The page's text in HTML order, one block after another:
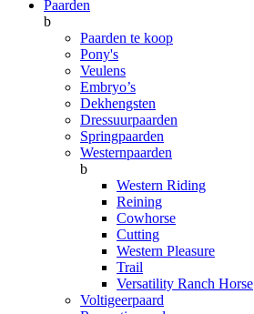
Paarden
b
Paarden te koop
Pony's
Veulens
Embryo’s
Dekhengsten
Dressuurpaarden
Springpaarden
Westernpaarden
b
Western Riding
Reining
Cowhorse
Cutting
Western Pleasure
Trail
Versatility Ranch Horse
Voltigeerpaard